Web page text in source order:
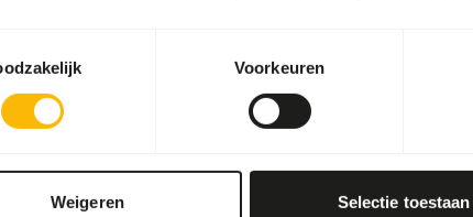
Voorkeuren
Weigeren Selectie toestaan
hiding, stacking or hanging the feed.
also advised (
read more about feed